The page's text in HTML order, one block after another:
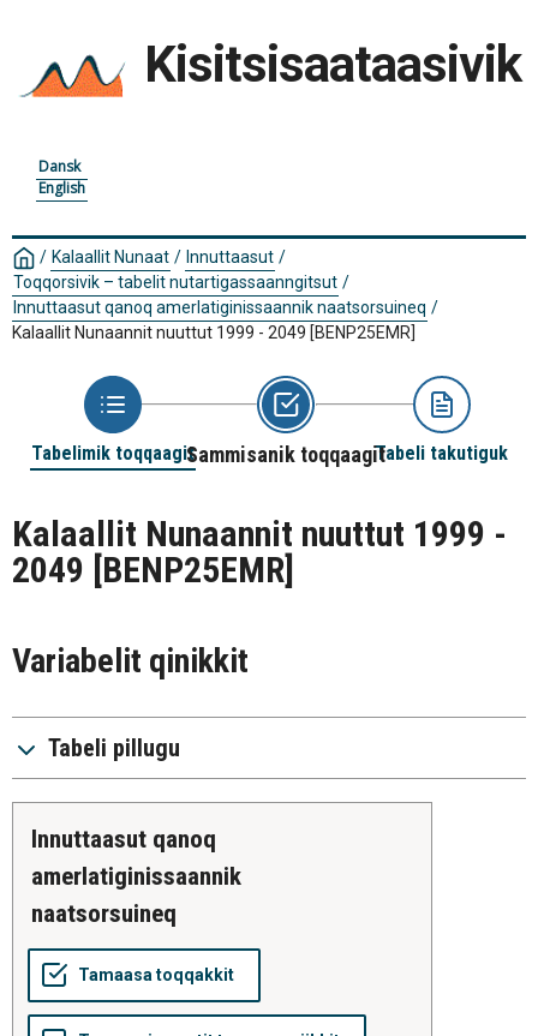
Kisitsisaataasivik
Dansk
English
/ Kalaallit Nunaat / Innuttaasut /
Toqqorsivik – tabelit nutartigassaanngitsut /
Innuttaasut qanoq amerlatiginissaannik naatsorsuineq /
Kalaallit Nunaannit nuuttut 1999 - 2049 [BENP25EMR]
Tabelimik toqqaagitSammisanik toqqaagitTabeli takutiguk
Kalaallit Nunaannit nuuttut 1999 -
2049 [BENP25EMR]
Variabelit qinikkit
Tabeli pillugu
innuttaasut qanoq
amerlatiginissaannik
naatsorsuineq